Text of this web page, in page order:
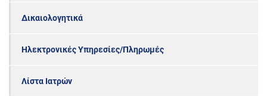
Δικαιολογητικά
Ηλεκτρονικές Υπηρεσίες/Πληρωμές
Λίστα Ιατρών